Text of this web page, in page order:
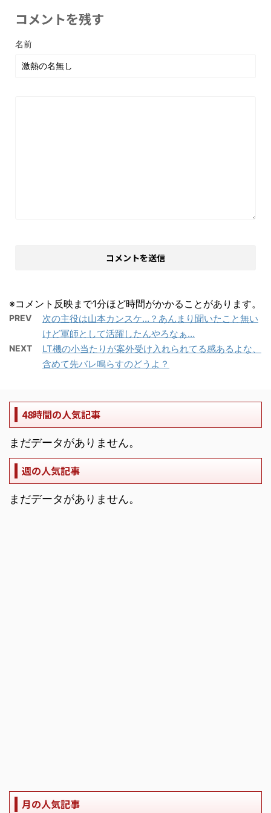
コメントを残す
名前
※コメント反映まで1分ほど時間がかかることがあります。
PREV
次の主役は山本カンスケ…？あんまり聞いたこと無い
けど軍師として活躍したんやろなぁ…
NEXT
LT機の小当たりが案外受け入れられてる感あるよな、
含めて先バレ鳴らすのどうよ？
48時間の人気記事
まだデータがありません。
週の人気記事
まだデータがありません。
月の人気記事